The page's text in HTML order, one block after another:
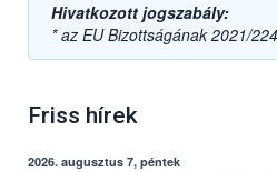
Hivatkozott jogszabály:
* az EU Bizottságának 2021/
Friss hírek
2026. augusztus 7, péntek